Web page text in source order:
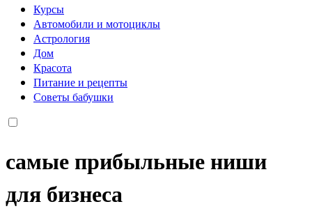
Курсы
Автомобили и мотоциклы
Астрология
Дом
Красота
Питание и рецепты
Советы бабушки
самые прибыльные ниши
для бизнеса